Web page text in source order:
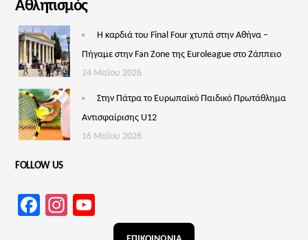
Αθλητισμός
Η καρδιά του Final Four χτυπά στην Αθήνα –
Πήγαμε στην Fan Zone της Euroleague στο Ζάππειο
24 Μαΐου 2026
Στην Πάτρα το Ευρωπαϊκό Παιδικό Πρωτάθλημα
Αντισφαίρισης U12
16 Μαΐου 2026
FOLLOW US
Facebook
Instagram
Channel